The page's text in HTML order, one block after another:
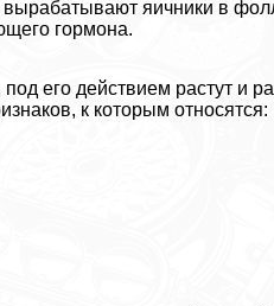
яичники в
гормона.
под его действием растут
к которым относятся: